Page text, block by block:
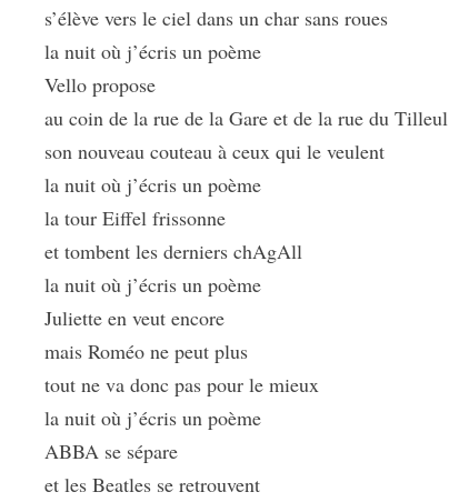
s’élève vers le ciel dans un char sans roues
la nuit où j’écris un poème
Vello propose
au coin de la rue de la Gare et de la rue du Tilleul
son nouveau couteau à ceux qui le veulent
la nuit où j’écris un poème
la tour Eiffel frissonne
et tombent les derniers chAgAll
la nuit où j’écris un poème
Juliette en veut encore
mais Roméo ne peut plus
tout ne va donc pas pour le mieux
la nuit où j’écris un poème
ABBA se sépare
et les Beatles se retrouvent